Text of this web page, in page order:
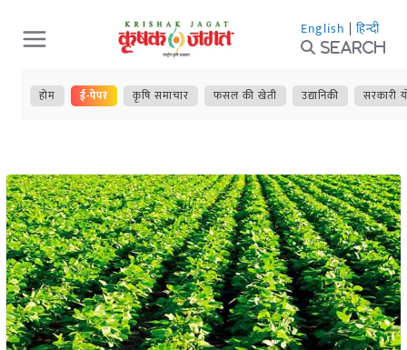
Skip
to
content
English | हिन्दी
Search
होम ई-पेपर कृषि समाचार फसल की खेती उद्यानिकी सरकारी